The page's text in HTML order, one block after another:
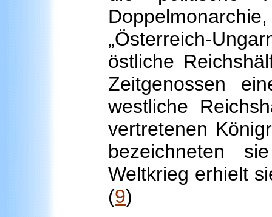
„Österreich-
östliche
Zeitgenossen
westliche
vertretenen
bezeichneten
Weltkrieg erhielt
(9)